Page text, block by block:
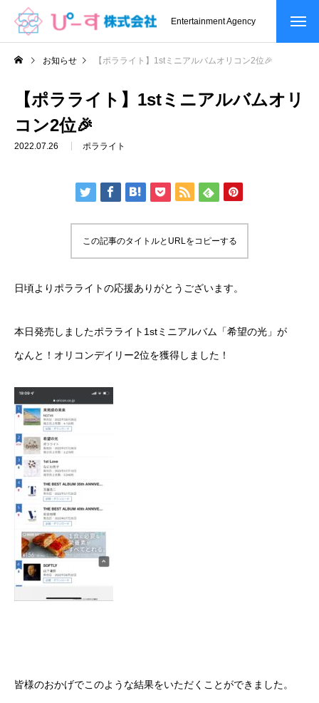
Entertainment Agency
お知らせ 【ポラライト】1stミニアルバムオリコン2位🎉
【ポラライト】1stミニアルバムオリ
コン2位🎉
2022.07.26 ポラライト
この記事のタイトルとURLをコピーする
日頃よりポラライトの応援ありがとうございます。
本日発売しましたポラライト1stミニアルバム「希望の光」が
なんと！オリコンデイリー2位を獲得しました！
皆様のおかげでこのような結果をいただくことができました。